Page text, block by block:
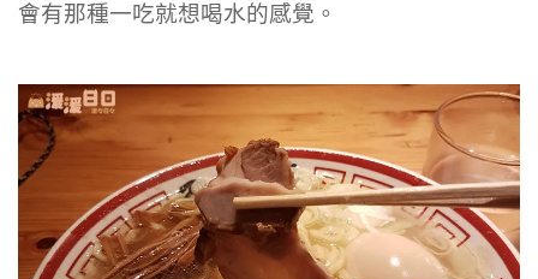
會有那種一吃就想喝水的感覺。